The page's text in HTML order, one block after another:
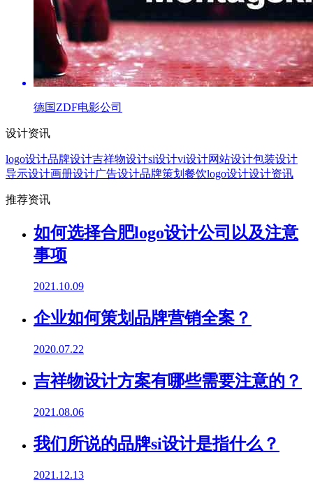
德国ZDF电影公司
设计资讯
logo设计品牌设计吉祥物设计si设计vi设计网站设计包装设计
导示设计画册设计广告设计品牌策划 餐饮logo设计设计资讯
推荐资讯
如何选择合肥logo设计公司以及注意
事项
2021.10.09
企业如何策划品牌营销全案？
2020.07.22
吉祥物设计方案有哪些需要注意的？
2021.08.06
我们所说的品牌si设计是指什么？
2021.12.13